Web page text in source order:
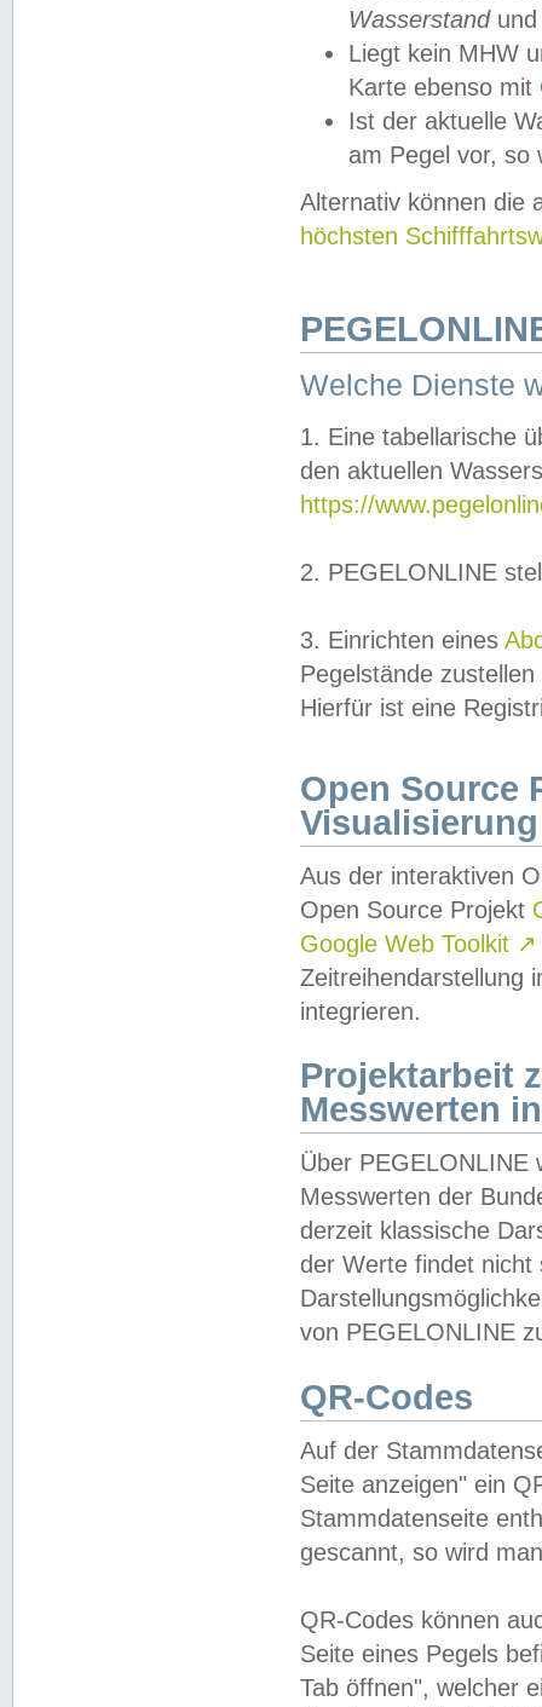
Wasserstandund
Liegt kein MHW
Karte ebenso mit
Ist der aktuelle
am Pegel vor,
Alternativ können die
höchsten
Welche Dienste
1. Eine tabellarische
den aktuellen
https://
2. PEGELONLINE
3. Einrichten eines
Pegelstände
Hierfür ist eine
Open Source
Visualisierung
Aus der interaktiven
Open Source Projekt
Google Web Toolkit ↗
Zeitreihendarstellung
integrieren.
Projektarbeit
Messwerten
Über PEGELONLINE
Messwerten der
derzeit klassische
der Werte findet
von PEGELONLINE
QR-Codes
Auf der
Seite anzeigen" ein
Stammdatenseite
gescannt, so wird
QR-Codes können
Seite eines Pegels
Tab öffnen", welcher